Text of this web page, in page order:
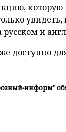
увидеть,
и
доступно
информ"